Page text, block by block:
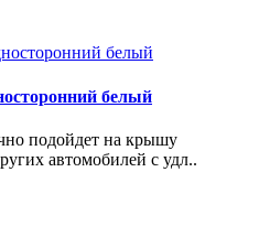
белый
подойдет на крышу
автомобилей с удл..